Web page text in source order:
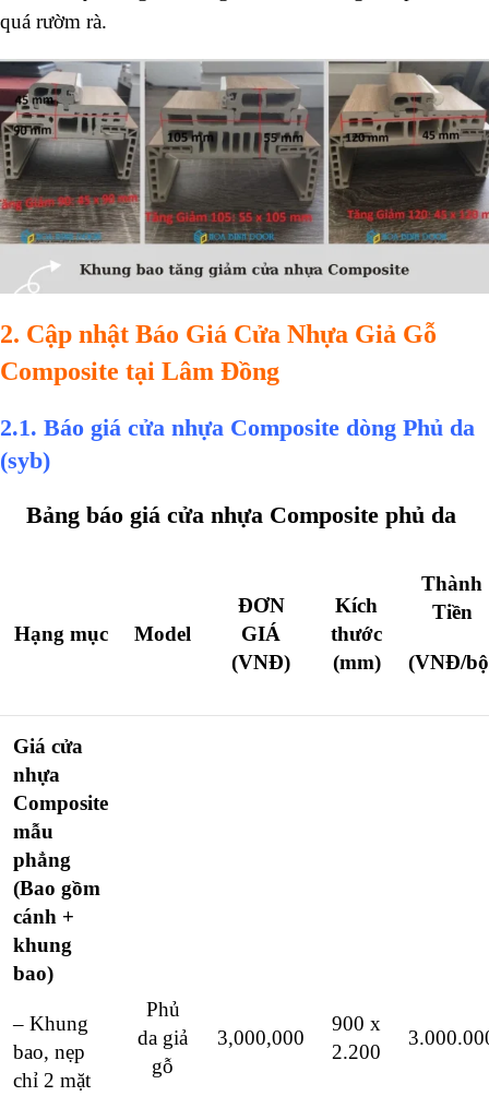
quá rườm rà.
2. Cập nhật Báo Giá Cửa Nhựa Giả Gỗ
Composite tại Lâm Đồng
2.1. Báo giá cửa nhựa Composite dòng Phủ da
(syb)
Bảng báo giá cửa nhựa Composite phủ da
Hạng mục Model
ĐƠN
GIÁ
(VNĐ)
Kích
thước
(mm)
Thành
Tiền
(VNĐ/
Giá cửa
nhựa
Composite
mẫu
phẳng
(Bao gồm
cánh +
khung
bao)
– Khung
bao, nẹp
chỉ 2 mặt
Phủ
da giả
gỗ
3,000,000
900 x
2.200